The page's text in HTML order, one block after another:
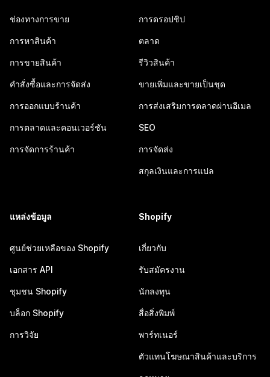
ช่องทางการขาย
การหาสินค้า
การขายสินค้า
คำสั่งซื้อและการจัดส่ง
การออกแบบร้านค้า
การตลาดและคอนเวอร์ชัน
การจัดการร้านค้า
การดรอปชิป
ตลาด
รีวิวสินค้า
ขายเพิ่มและขายเป็นชุด
การส่งเสริมการตลาดผ่านอีเมล
SEO
การจัดส่ง
สกุลเงินและการแปล
แหล่งข้อมูล
ศูนย์ช่วยเหลือของ Shopify
เอกสาร API
ชุมชน Shopify
บล็อก Shopify
การวิจัย
Shopify
เกี่ยวกับ
รับสมัครงาน
นักลงทุน
สื่อสิ่งพิมพ์
พาร์ทเนอร์
ตัวแทนโฆษณาสินค้าและบริการ